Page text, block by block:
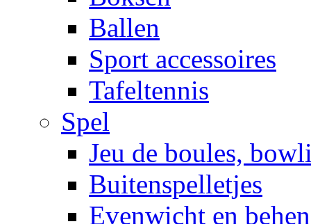
Ballen
Sport accessoires
Tafeltennis
Spel
Jeu de boules,
Buitenspelletjes
Evenwicht en